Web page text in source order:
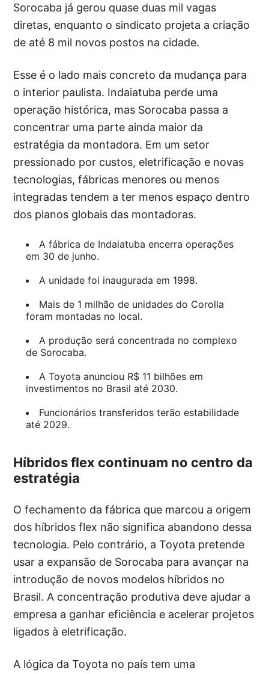
Sorocaba já gerou quase duas mil vagas
diretas, enquanto o sindicato projeta a criação
de até 8 mil novos postos na cidade.
Esse é o lado mais concreto da mudança para
o interior paulista. Indaiatuba perde uma
operação histórica, mas Sorocaba passa a
concentrar uma parte ainda maior da
estratégia da montadora. Em um setor
pressionado por custos, eletrificação e novas
tecnologias, fábricas menores ou menos
integradas tendem a ter menos espaço dentro
dos planos globais das montadoras.
A fábrica de Indaiatuba encerra operações
em 30 de junho.
A unidade foi inaugurada em 1998.
Mais de 1 milhão de unidades do Corolla
foram montadas no local.
A produção será concentrada no complexo
de Sorocaba.
A Toyota anunciou R$ 11 bilhões em
investimentos no Brasil até 2030.
Funcionários transferidos terão estabilidade
até 2029.
Híbridos flex continuam no centro da
estratégia
O fechamento da fábrica que marcou a origem
dos híbridos flex não significa abandono dessa
tecnologia. Pelo contrário, a Toyota pretende
usar a expansão de Sorocaba para avançar na
introdução de novos modelos híbridos no
Brasil. A concentração produtiva deve ajudar a
empresa a ganhar eficiência e acelerar projetos
ligados à eletrificação.
A lógica da Toyota no país tem uma